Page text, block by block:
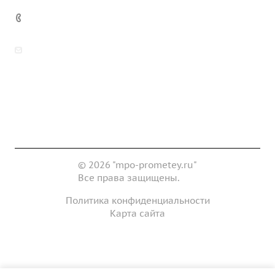
© 2026 "mpo-prometey.ru"
Все права защищены.
Политика конфиденциальности
Карта сайта